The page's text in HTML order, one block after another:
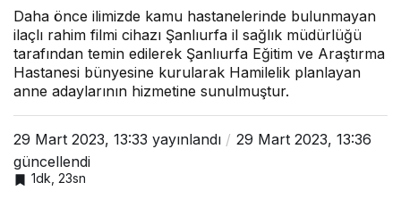
Daha önce ilimizde kamu hastanelerinde bulunmayan
ilaçlı rahim filmi cihazı Şanlıurfa il sağlık müdürlüğü
tarafından temin edilerek Şanlıurfa Eğitim ve Araştırma
Hastanesi bünyesine kurularak Hamilelik planlayan
anne adaylarının hizmetine sunulmuştur.
29 Mart 2023, 13:33 yayınlandı
29 Mart 2023, 13:36
güncellendi
1dk, 23sn
yapabilirsiniz!!